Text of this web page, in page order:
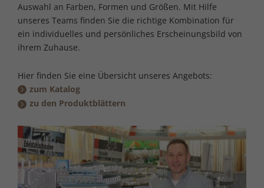
Auswahl an Farben, Formen und Größen. Mit Hilfe
unseres Teams finden Sie die richtige Kombination für
ein individuelles und persönliches Erscheinungsbild von
ihrem Zuhause.
Hier finden Sie eine Übersicht unseres Angebots:
zum Katalog
zu den Produktblättern